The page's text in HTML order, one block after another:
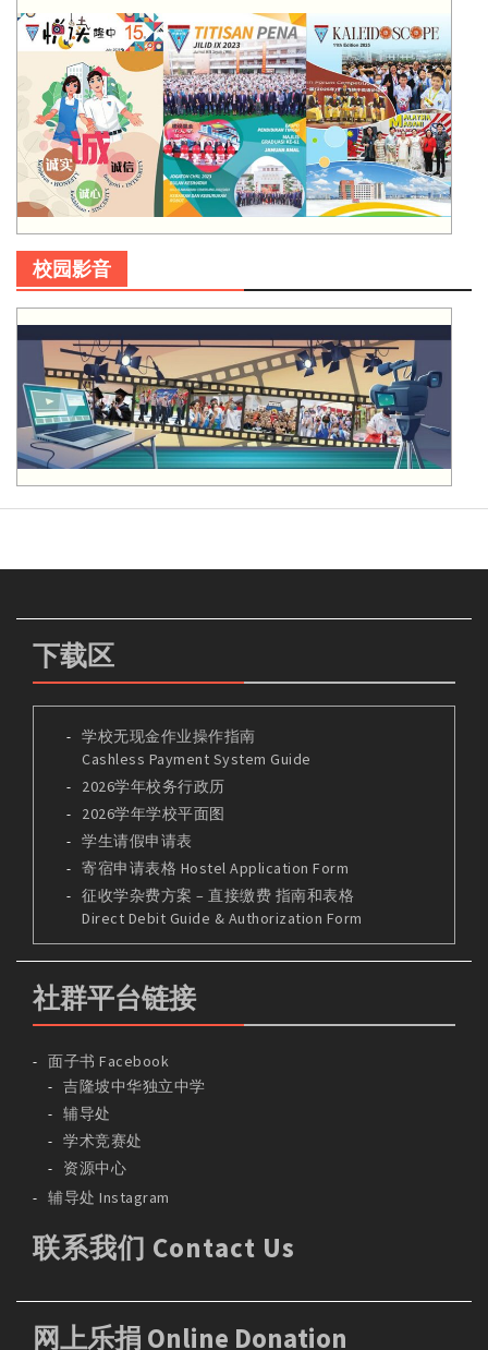
校园影音
下载区
学校无现金作业操作指南
Cashless Payment System Guide
2026学年校务行政历
2026学年学校平面图
学生请假申请表
寄宿申请表格 Hostel Application Form
征收学杂费方案 – 直接缴费 指南和表格
Direct Debit Guide & Authorization Form
社群平台链接
面子书 Facebook
吉隆坡中华独立中学
辅导处
学术竞赛处
资源中心
辅导处 Instagram
联系我们 Contact Us
网上乐捐 Online Donation